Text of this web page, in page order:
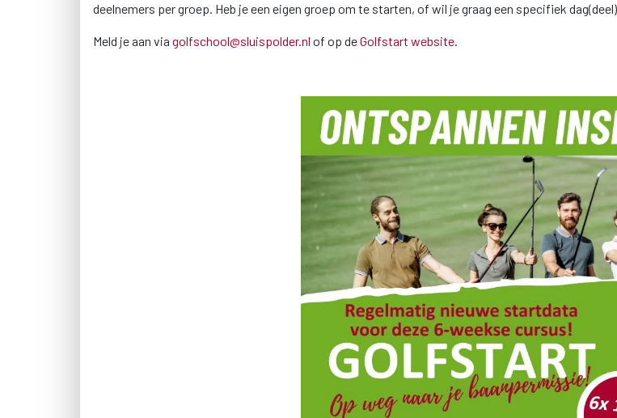
deelnemers per groep. Heb je een eigen groep om te starten, of wil je graag een specifiek
Meld je aan via golfschool@sluispolder.nl of op deGolfstart website.